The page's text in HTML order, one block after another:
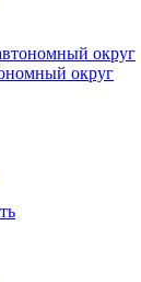
округ
округ